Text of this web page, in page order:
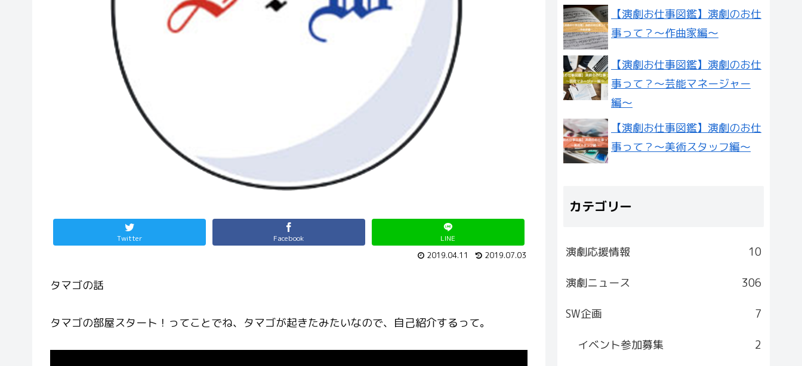
Twitter Facebook LINE
2019.04.11 2019.07.03
タマゴの話
タマゴの部屋スタート！ってことでね、タマゴが起きたみたいなので、自己紹介するって。
【演劇お仕事図鑑】演劇のお仕
事って？〜作曲家編〜
【演劇お仕事図鑑】演劇のお仕
事って？〜芸能マネージャー
編〜
【演劇お仕事図鑑】演劇のお仕
事って？〜美術スタッフ編〜
カテゴリー
演劇応援情報 10
演劇ニュース 306
SW企画 7
イベント参加募集 2